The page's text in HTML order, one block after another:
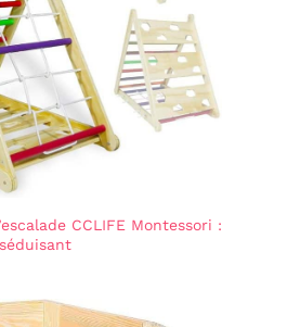
CCLIFE Montessori :